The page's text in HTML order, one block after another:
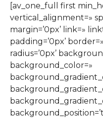
[av_one_full first
vertical_alignment=»
margin=’0px’ link=»
padding=’0px’
radius=’0px’
background_color=»